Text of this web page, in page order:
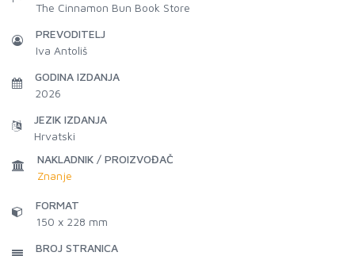
The Cinnamon Bun Book Store
PREVODITELJ
Iva Antoliš
GODINA IZDANJA
2026
JEZIK IZDANJA
Hrvatski
NAKLADNIK / PROIZVOĐAČ
Znanje
FORMAT
150 x 228 mm
BROJ STRANICA